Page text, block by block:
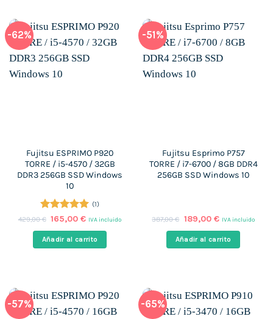
-62%
Fujitsu ESPRIMO P920
TORRE / i5-4570 / 32GB
DDR3 256GB SSD Windows
10
Valorado
(1)
429,00€ El
original
era:
165,00€El
actual
es:
IVA incluido
Añadir al carrito
-51%
Fujitsu Esprimo P757
TORRE / i7-6700 / 8GB DDR4
256GB SSD Windows 10
387,00€ El
original
era:
189,00 €El
actual
es:
IVA incluido
Añadir al carrito
-57% -65%